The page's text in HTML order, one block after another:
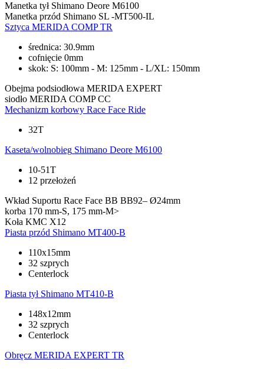
Manetka tył Shimano Deore M6100
Manetka przód Shimano SL -MT500-IL
Sztyca MERIDA COMP TR
średnica: 30.9mm
cofnięcie 0mm
skok: S: 100mm - M: 125mm - L/XL: 150mm
Obejma podsiodłowa MERIDA EXPERT
siodło MERIDA COMP CC
Mechanizm korbowy Race Face Ride
32T
Kaseta/wolnobieg Shimano Deore M6100
10-51T
12 przełożeń
Wkład Suportu Race Face BB BB92– Ø24mm
korba 170 mm-S, 175 mm-M>
Koła KMC X12
Piasta przód Shimano MT400-B
110x15mm
32 szprych
Centerlock
Piasta tył Shimano MT410-B
148x12mm
32 szprych
Centerlock
Obręcz MERIDA EXPERT TR